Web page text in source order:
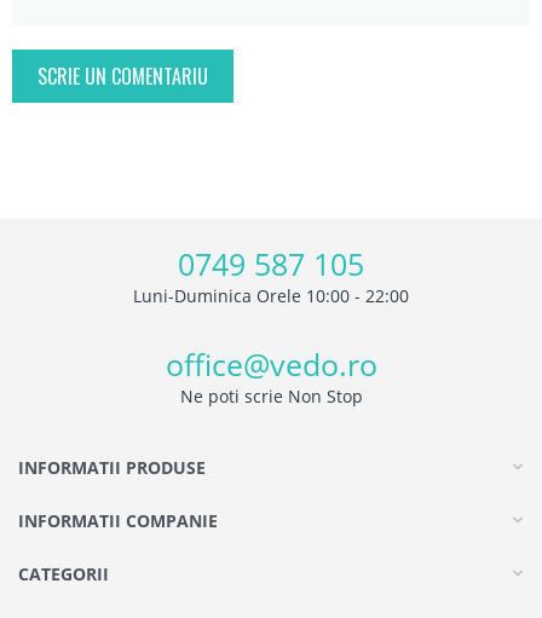
SCRIE UN COMENTARIU
0749 587 105
Luni-Duminica Orele 10:00 - 22:00
office@vedo.ro
Ne poti scrie Non Stop
INFORMATII PRODUSE
INFORMATII COMPANIE
CATEGORII